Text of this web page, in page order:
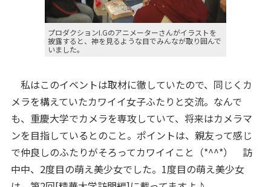
プロダクションI.Gのアニメーターさんがイラストを
披露すると、神を見るような目でみんなが取り囲んで
いました。
私はこのイベントは取材に徹していたので、同じくカ
メラを構えていたカワイイ女子ふたりと交流。なんで
も、重慶大学でカメラを専攻していて、将来はカメラマ
ンを目指しているとのこと。ポイントは、親友って感じ
で仲良しのふたりがそろってカワイイこと（*^^*） 訪
中中、2度目の萌え美少女でした。1度目の萌え美少女